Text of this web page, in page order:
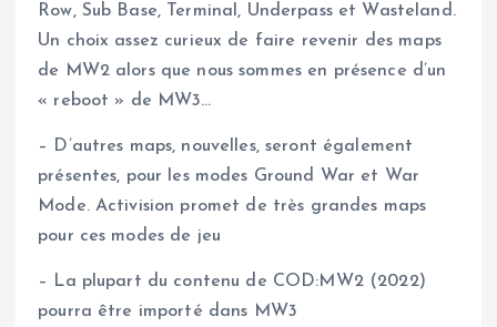
Row, Sub Base, Terminal, Underpass et Wasteland.
Un choix assez curieux de faire revenir des maps
de MW2 alors que nous sommes en présence d’un
« reboot » de MW3…
– D’autres maps, nouvelles, seront également
présentes, pour les modes Ground War et War
Mode. Activision promet de très grandes maps
pour ces modes de jeu
– La plupart du contenu de COD:MW2 (2022)
pourra être importé dans MW3